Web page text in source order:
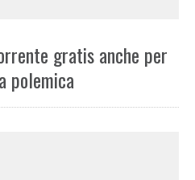
gratis anche per
polemica